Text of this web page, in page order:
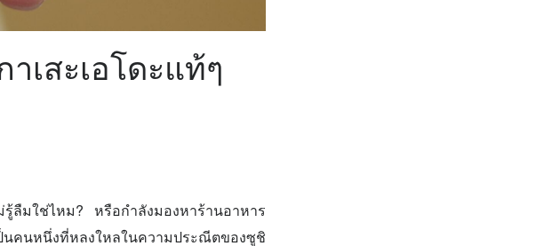
เสะเอโดะแท้ๆ
ลืมใช่ไหม? หรือกำลังมองหาร้านอาหาร
คนหนึ่งที่หลงใหลในความประณีตของซูชิ